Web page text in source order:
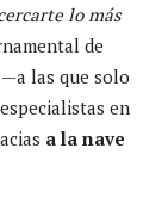
lo más
de
las que solo
en
a la nave